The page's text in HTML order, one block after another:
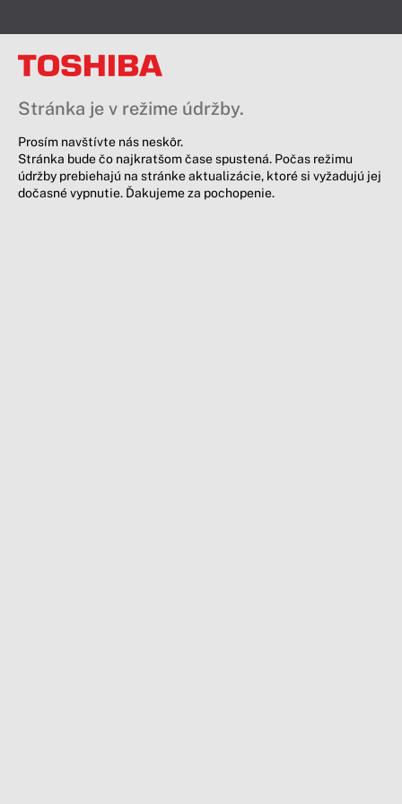
Stránka je v režime údržby.
Prosím navštívte nás neskôr.
Stránka bude čo najkratšom čase spustená. Počas režimu
údržby prebiehajú na stránke aktualizácie, ktoré si vyžadujú jej
dočasné vypnutie. Ďakujeme za pochopenie.